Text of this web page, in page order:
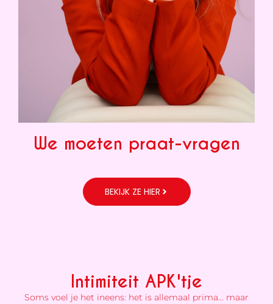
We moeten praat-vragen
BEKIJK ZE HIER
Intimiteit APK'tje
Soms voel je het ineens: het is allemaal prima… maar